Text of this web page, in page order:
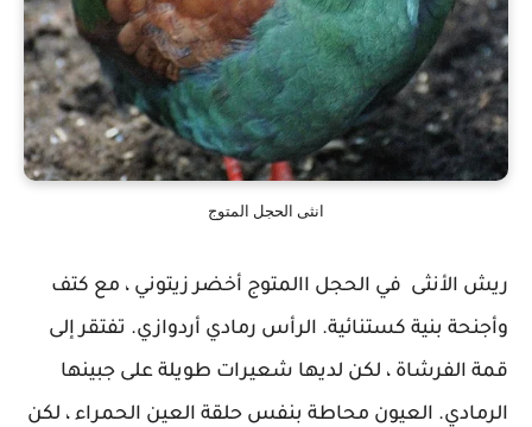
انثى الحجل المتوج
ريش الأنثى في الحجل االمتوج أخضر زيتوني ، مع كتف
وأجنحة بنية كستنائية. الرأس رمادي أردوازي. تفتقر إلى
قمة الفرشاة ، لكن لديها شعيرات طويلة على جبينها
الرمادي. العيون محاطة بنفس حلقة العين الحمراء ، لكن